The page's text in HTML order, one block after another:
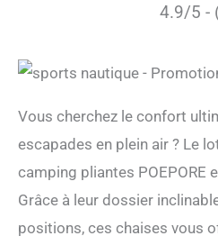
4.9/5 -
Vous cherchez le confort
escapades en plein air ? Le
camping pliantes POEPORE
Grâce à leur dossier
positions, ces chaises vous